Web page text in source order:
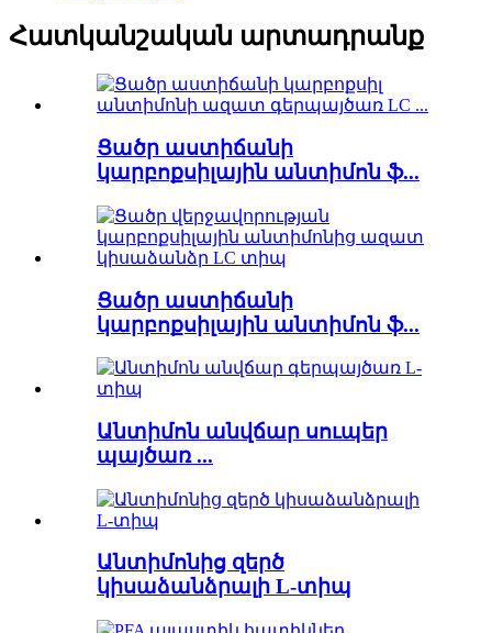
Հատկանշական արտադրանք
Ցածր աստիճանի
կարբոքսիլային անտիմոն ֆ...
Ցածր աստիճանի
կարբոքսիլային անտիմոն ֆ...
Անտիմոն անվճար սուպեր
պայծառ ...
Անտիմոնից զերծ
կիսաձանձրալի L-տիպ